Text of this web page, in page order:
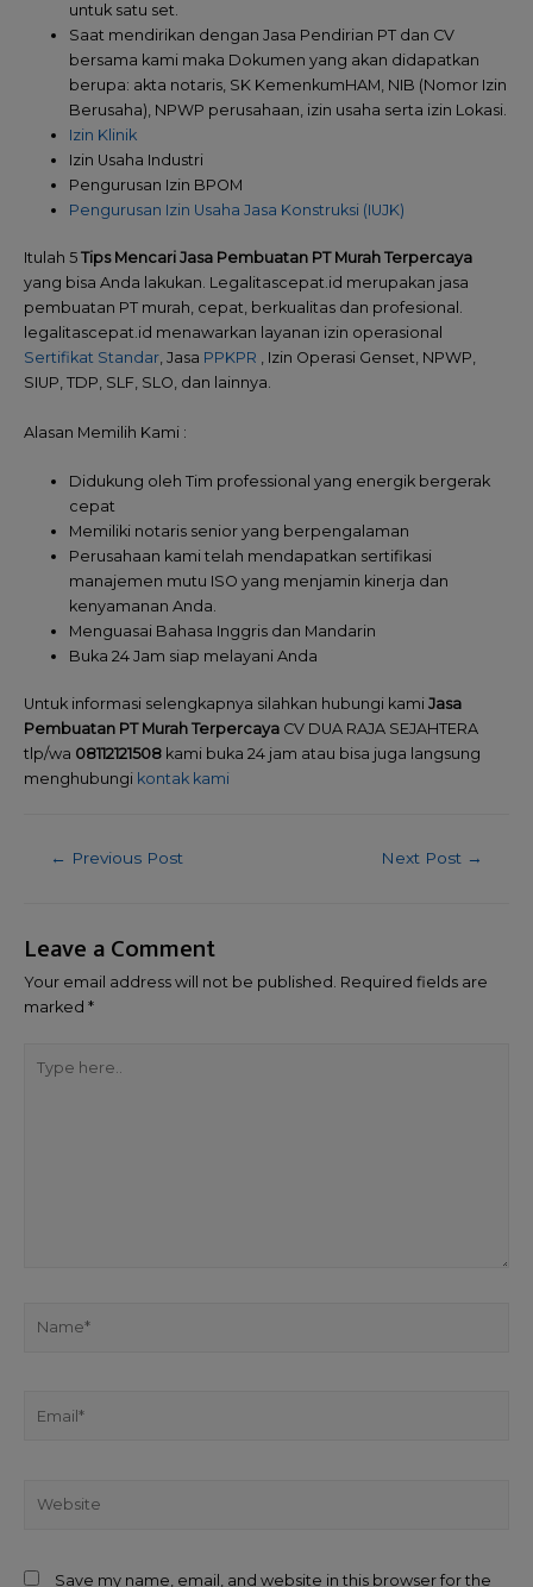
untuk satu set.
Saat mendirikan dengan Jasa Pendirian PT dan CV
bersama kami maka Dokumen yang akan didapatkan
berupa: akta notaris, SK KemenkumHAM, NIB (Nomor Izin
Berusaha), NPWP perusahaan, izin usaha serta izin Lokasi.
Izin Klinik
Izin Usaha Industri
Pengurusan Izin BPOM
Pengurusan Izin Usaha Jasa Konstruksi (IUJK)
Itulah 5 Tips Mencari Jasa Pembuatan PT Murah Terpercaya
yang bisa Anda lakukan. Legalitascepat.id merupakan jasa
pembuatan PT murah, cepat, berkualitas dan profesional.
legalitascepat.id menawarkan layanan izin operasional
Sertifikat Standar, Jasa PPKPR , Izin Operasi Genset, NPWP,
SIUP, TDP, SLF, SLO, dan lainnya.
Alasan Memilih Kami :
Didukung oleh Tim professional yang energik bergerak
cepat
Memiliki notaris senior yang berpengalaman
Perusahaan kami telah mendapatkan sertifikasi
manajemen mutu ISO yang menjamin kinerja dan
kenyamanan Anda.
Menguasai Bahasa Inggris dan Mandarin
Buka 24 Jam siap melayani Anda
Untuk informasi selengkapnya silahkan hubungi kami Jasa
Pembuatan PT Murah Terpercaya CV DUA RAJA SEJAHTERA
tlp/wa 08112121508 kami buka 24 jam atau bisa juga langsung
menghubungi kontak kami
← Previous Post Next Post →
Leave a Comment
Your email address will not be published. Required fields are
marked *
Save my name, email, and website in this browser for the